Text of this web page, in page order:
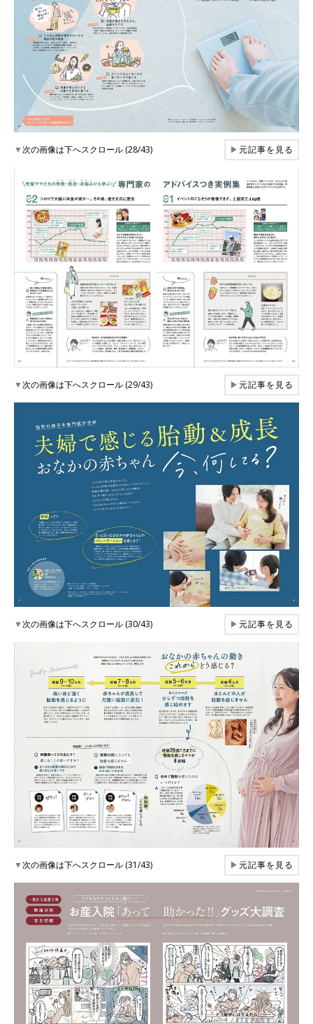
▼次の画像は下へスクロール (28/43) ▶元記事を見る
▼次の画像は下へスクロール (29/43) ▶元記事を見る
▼次の画像は下へスクロール (30/43) ▶元記事を見る
▼次の画像は下へスクロール (31/43) ▶元記事を見る